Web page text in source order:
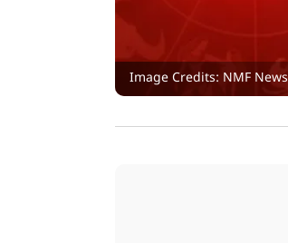
Image Credits: NMF News